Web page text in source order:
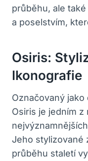
průběhu, ale
a poselstvím,
Osiris:
Ikonografie
Označovaný
Osiris je jedním z
Jeho stylizované
průběhu staletí